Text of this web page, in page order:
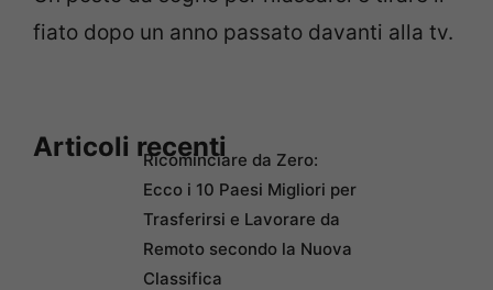
fiato dopo un anno passato davanti alla tv.
Articoli recentiRicominciare da Zero:
Ecco i 10 Paesi Migliori per
Trasferirsi e Lavorare da
Remoto secondo la Nuova
Classifica